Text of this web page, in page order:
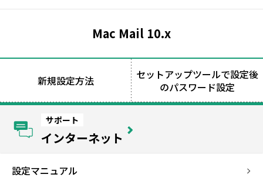
Mac Mail 10.x
新規設定方法 セットアップツールで設定後
のパスワード設定
サポート
インターネット
設定マニュアル